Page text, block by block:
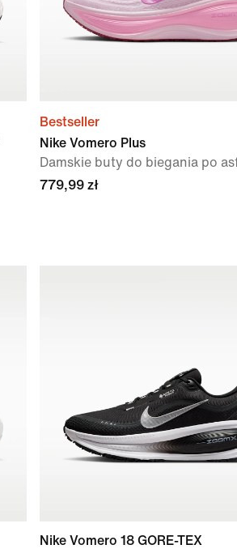
Bestseller
Nike Vomero Plus
Damskie buty do biegania po
779,99 zł
Nike Vomero 18 GORE-TEX